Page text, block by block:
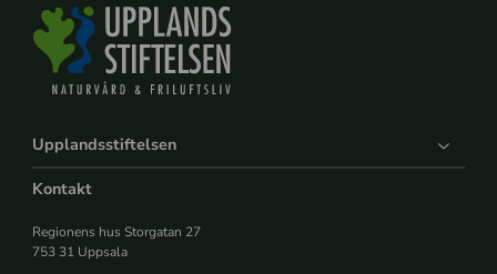
Upplandsstiftelsen
Kontakt
Regionens hus Storgatan 27
753 31 Uppsala